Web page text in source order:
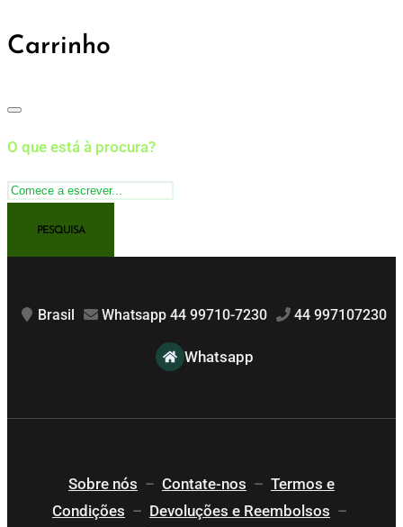
Carrinho
O que está à procura?
Brasil Whatsapp 44 99710-7230 44 997107230
Whatsapp
Sobre nós – Contate-nos – Termos e
Condições – Devoluções e Reembolsos –